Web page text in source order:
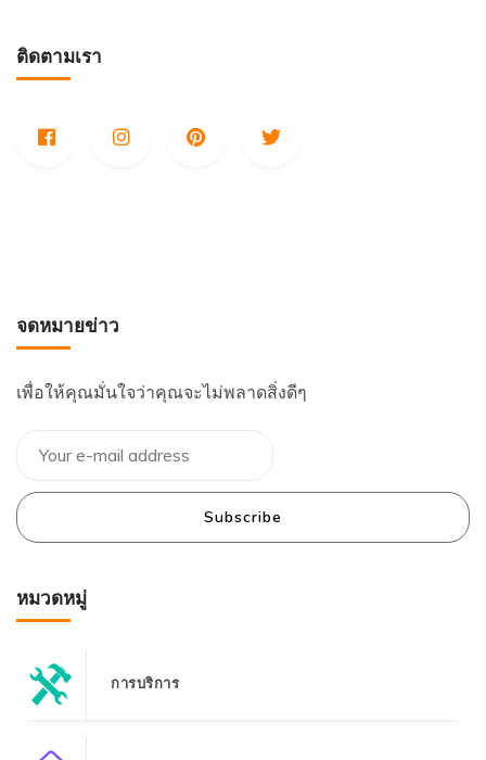
ติดตามเรา
จดหมายข่าว
เพื่อให้คุณมั่นใจว่าคุณจะไม่พลาดสิ่งดีๆ
Subscribe
หมวดหมู่
การบริการ